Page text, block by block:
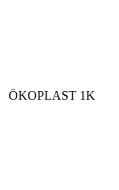
ÖKOPLAST 1K